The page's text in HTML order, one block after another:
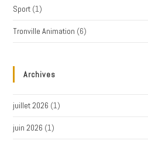
Sport (1)
Tronville Animation (6)
Archives
juillet 2026 (1)
juin 2026 (1)